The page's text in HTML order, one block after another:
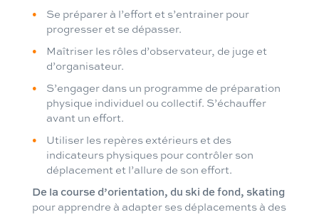
Se préparer à l’effort et s’entrainer pour
progresser et se dépasser.
Maîtriser les rôles d’observateur, de juge et
d’organisateur.
S’engager dans un programme de préparation
physique individuel ou collectif. S’échauffer
avant un effort.
Utiliser les repères extérieurs et des
indicateurs physiques pour contrôler son
déplacement et l’allure de son effort.
De la course d’orientation, du ski de fond, skating
pour apprendre à adapter ses déplacements à des